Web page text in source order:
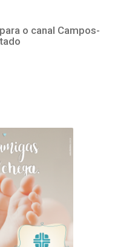
o canal Campos-